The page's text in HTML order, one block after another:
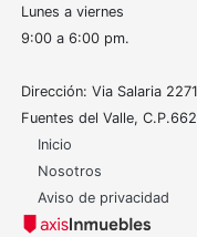
Lunes a viernes
9:00 a 6:00 pm.
Dirección: Via Salaria
Fuentes del Valle,
Inicio
Nosotros
Aviso de privacidad